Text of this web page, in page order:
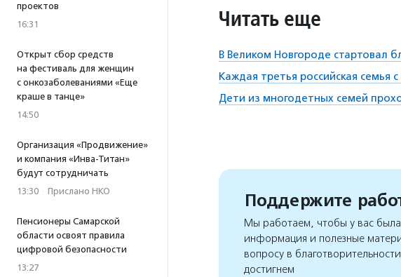
проектов
16:31
Открыт сбор средств
на фестиваль для женщин
с онкозаболеваниями «Еще
краше в танце»
14:50
Организация «Продвижение»
и компания «Инва-Титан»
будут сотрудничать
13:30 · Прислано НКО
Пенсионеры Самарской
области освоят правила
цифровой безопасности
13:27
Читать еще
В Великом Новгороде стартовал
Каждая третья российская семья
Дети из многодетных семей
Поддержите
Мы работаем, чтобы у вас была
информация и полезные
вопросу в
достигнем